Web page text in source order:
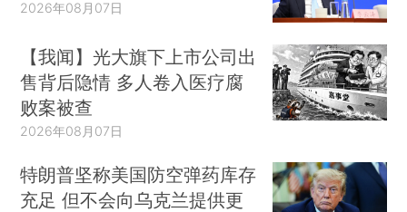
2026年08月07日
【我闻】光大旗下上市公司出
售背后隐情 多人卷入医疗腐
败案被查
2026年08月07日
特朗普坚称美国防空弹药库存
充足 但不会向乌克兰提供更